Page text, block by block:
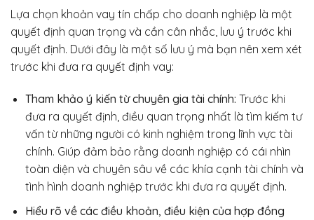
Lựa chọn khoản vay tín chấp cho doanh nghiệp là một
quyết định quan trọng và cần cân nhắc, lưu ý trước khi
quyết định. Dưới đây là một số lưu ý mà bạn nên xem xét
trước khi đưa ra quyết định vay:
Tham khảo ý kiến từ chuyên gia tài chính: Trước khi
đưa ra quyết định, điều quan trọng nhất là tìm kiếm tư
vấn từ những người có kinh nghiệm trong lĩnh vực tài
chính. Giúp đảm bảo rằng doanh nghiệp có cái nhìn
toàn diện và chuyên sâu về các khía cạnh tài chính và
tình hình doanh nghiệp trước khi đưa ra quyết định.
Hiểu rõ về các điều khoản, điều kiện của hợp đồng